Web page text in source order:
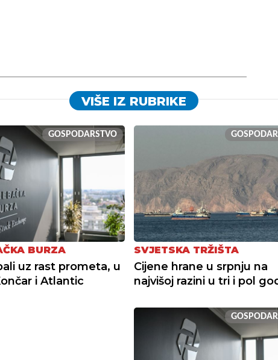
VIŠE IZ RUBRIKE
GOSPODARSTVO
BURZA
uz rast prometa, u
i Atlantic
SVJETSKA TRŽIŠTA
Cijene hrane u srpnju na
najvišoj razini u tri i pol